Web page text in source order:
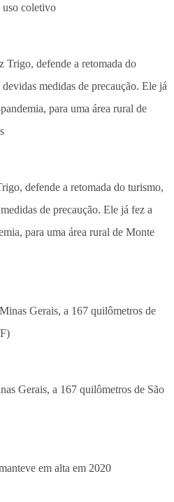
uso coletivo
defende a retomada do turismo,
de precaução. Ele já fez a
para uma área rural de Monte
Gerais, a 167 quilômetros de São